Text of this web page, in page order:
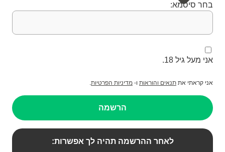
בחר סיסמא:
אני מעל גיל 18.
אני קראתי את תנאים והוראות ו- מדיניות הפרטיות.
הרשמה
לאחר ההרשמה תהיה לך אפשרות: